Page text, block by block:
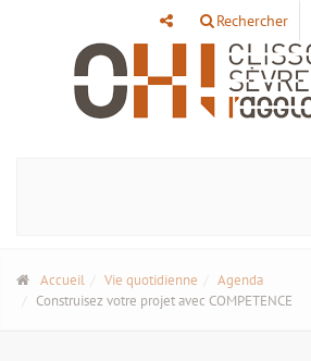
Rechercher
Accueil Vie quotidienne
Agenda
Construisez votre projet avec COMPETENCE
Panneau de gestion des cookies